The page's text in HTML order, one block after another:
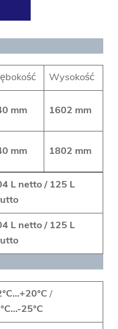
Wysokość
mm 1602 mm
mm 1802 mm
L netto / 125 L
L netto / 125 L
/
25°C